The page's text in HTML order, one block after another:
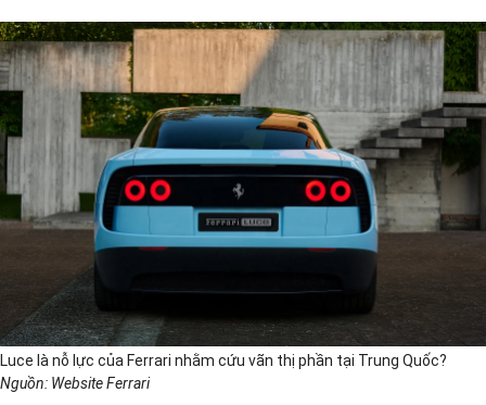
Luce là nỗ lực của Ferrari nhằm cứu vãn thị phần tại Trung Quốc?
Nguồn: Website Ferrari